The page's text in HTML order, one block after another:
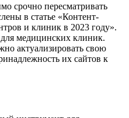
срочно пересматривать
в статье «Контент-
и клиник в 2023 году».
медицинских клиник.
актуализировать свою
их сайтов к